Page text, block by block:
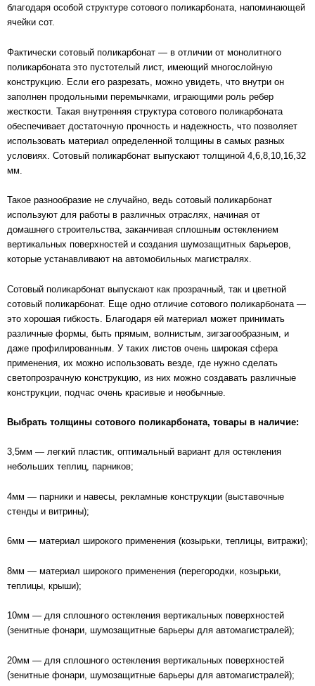
благодаря особой структуре сотового поликарбоната, напоминающей
ячейки сот.
Фактически сотовый поликарбонат — в отличии от монолитного
поликарбоната это пустотелый лист, имеющий многослойную
конструкцию. Если его разрезать, можно увидеть, что внутри он
заполнен продольными перемычками, играющими роль ребер
жесткости. Такая внутренняя структура сотового поликарбоната
обеспечивает достаточную прочность и надежность, что позволяет
использовать материал определенной толщины в самых разных
условиях. Сотовый поликарбонат выпускают толщиной 4,6,8,10,16,32
мм.
Такое разнообразие не случайно, ведь сотовый поликарбонат
используют для работы в различных отраслях, начиная от
домашнего строительства, заканчивая сплошным остеклением
вертикальных поверхностей и создания шумозащитных барьеров,
которые устанавливают на автомобильных магистралях.
Сотовый поликарбонат выпускают как прозрачный, так и цветной
сотовый поликарбонат. Еще одно отличие сотового поликарбоната —
это хорошая гибкость. Благодаря ей материал может принимать
различные формы, быть прямым, волнистым, зигзагообразным, и
даже профилированным. У таких листов очень широкая сфера
применения, их можно использовать везде, где нужно сделать
светопрозрачную конструкцию, из них можно создавать различные
конструкции, подчас очень красивые и необычные.
Выбрать толщины сотового поликарбоната, товары в наличие:
3,5мм — легкий пластик, оптимальный вариант для остекления
небольших теплиц, парников;
4мм — парники и навесы, рекламные конструкции (выставочные
стенды и витрины);
6мм — материал широкого применения (козырьки, теплицы, витражи);
8мм — материал широкого применения (перегородки, козырьки,
теплицы, крыши);
10мм — для сплошного остекления вертикальных поверхностей
(зенитные фонари, шумозащитные барьеры для автомагистралей);
20мм — для сплошного остекления вертикальных поверхностей
(зенитные фонари, шумозащитные барьеры для автомагистралей);